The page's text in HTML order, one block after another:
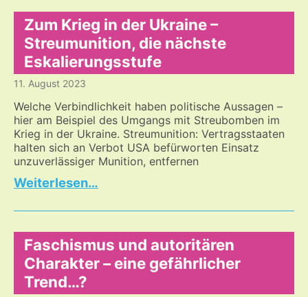
ein
Thema
Zum Krieg in der Ukraine –
Streumunition, die nächste
Eskalierungsstufe
11. August 2023
Welche Verbindlichkeit haben politische Aussagen –
hier am Beispiel des Umgangs mit Streubomben im
Krieg in der Ukraine. Streumunition: Vertragsstaaten
halten sich an Verbot USA befürworten Einsatz
unzuverlässiger Munition, entfernen
…
in
Ukraine
–
Streumunition,
Faschismus und autoritären
Charakter – eine gefährlicher
Trend…?